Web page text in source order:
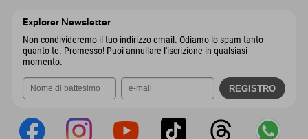
Explorer Newsletter
Non condivideremo il tuo indirizzo email. Odiamo lo spam tanto
quanto te. Promesso! Puoi annullare l'iscrizione in qualsiasi
momento.